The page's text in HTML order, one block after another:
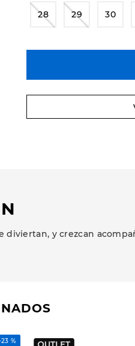
28 29 30
diviertan, y crezcan
23 %